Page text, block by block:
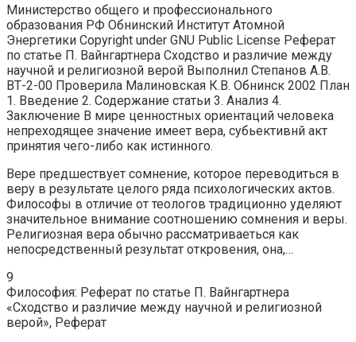
Министерство общего и профессионального
образования РФ Обнинский Институт Атомной
Энергетики Copyright under GNU Public License Реферат
по статье П. Вайнгартнера Сходство и различие между
научной и религиозной верой Выполнил Степанов А.В.
ВТ-2-00 Проверила Малиновская К.В. Обнинск 2002 План
1. Введение 2. Содержание статьи 3. Анализ 4.
Заключение В мире ценностных ориентаций человека
непреходящее значение имеет вера, субьективнй акт
принятия чего-либо как истинного.
Вере предшествует сомнение, которое переводиться в
веру в результате целого ряда психологических актов.
Философы в отличие от теологов традиционно уделяют
значительное внимание соотношению сомнения и веры.
Религиозная вера обычно рассматриваеться как
непосредственный результат откровения, она,…
9
Философия: Реферат по статье П. Вайнгартнера
«Сходство и различие между научной и религиозной
верой», Реферат